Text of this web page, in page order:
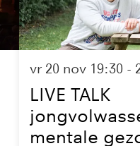
LIVE TALK
mentale
vr 20 nov 19:30 -